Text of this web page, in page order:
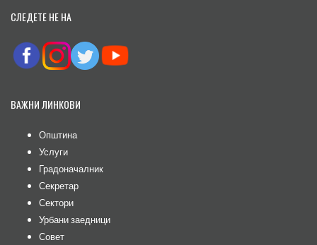
СЛЕДЕТЕ НЕ НА
ВАЖНИ ЛИНКОВИ
Општина
Услуги
Градоначалник
Секретар
Сектори
Урбани заедници
Совет